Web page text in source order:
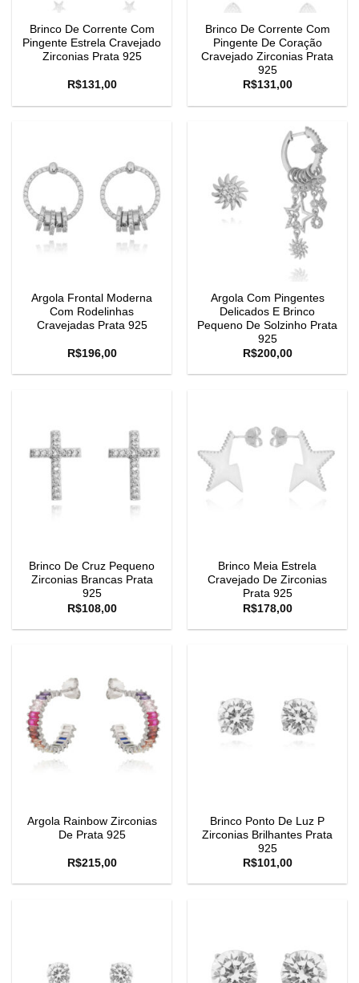
Brinco De Corrente Com
Pingente Estrela Cravejado
Zirconias Prata 925
R$131,00
Brinco De Corrente Com
Pingente De Coração
Cravejado Zirconias Prata
925
R$131,00
Argola Frontal Moderna
Com Rodelinhas
Cravejadas Prata 925
R$196,00
Argola Com Pingentes
Delicados E Brinco
Pequeno De Solzinho Prata
925
R$200,00
Brinco De Cruz Pequeno
Zirconias Brancas Prata
925
R$108,00
Brinco Meia Estrela
Cravejado De Zirconias
Prata 925
R$178,00
Argola Rainbow Zirconias
De Prata 925
R$215,00
Brinco Ponto De Luz P
Zirconias Brilhantes Prata
925
R$101,00